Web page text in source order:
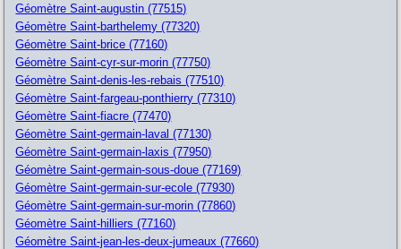
Géomètre Saint-augustin (77515)
Géomètre Saint-barthelemy (77320)
Géomètre Saint-brice (77160)
Géomètre Saint-cyr-sur-morin (77750)
Géomètre Saint-denis-les-rebais (77510)
Géomètre Saint-fargeau-ponthierry (77310)
Géomètre Saint-fiacre (77470)
Géomètre Saint-germain-laval (77130)
Géomètre Saint-germain-laxis (77950)
Géomètre Saint-germain-sous-doue (77169)
Géomètre Saint-germain-sur-ecole (77930)
Géomètre Saint-germain-sur-morin (77860)
Géomètre Saint-hilliers (77160)
Géomètre Saint-jean-les-deux-jumeaux (77660)